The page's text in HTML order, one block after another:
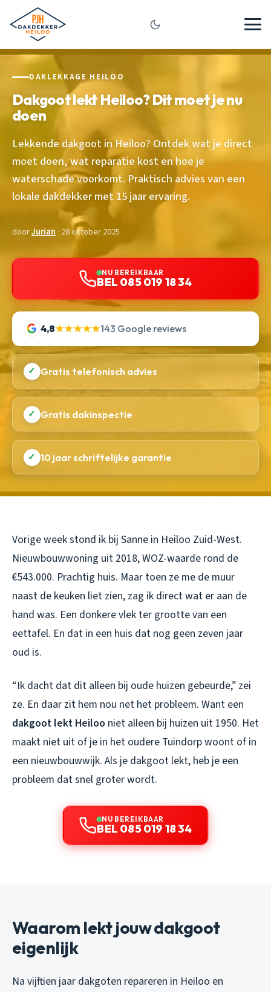
DAKLEKKAGE HEILOO
Dakgoot lekt Heiloo? Dit moet je nu
doen
Lekkende dakgoot in Heiloo? Ontdek wat je direct
moet doen, wat reparatie kost en hoe je
waterschade voorkomt. Praktisch advies van een
lokale dakdekker met 15 jaar ervaring.
doorJurian · 28 oktober 2025
NU BEREIKBAAR
BEL 085 019 18 34
4,8★★★★★143 Google reviews
✓ Gratis telefonisch advies
✓ Gratis dakinspectie
✓ 10 jaar schriftelijke garantie
Vorige week stond ik bij Sanne in Heiloo Zuid-West.
Nieuwbouwwoning uit 2018, WOZ-waarde rond de
€543.000. Prachtig huis. Maar toen ze me de muur
naast de keuken liet zien, zag ik direct wat er aan de
hand was. Een donkere vlek ter grootte van een
eettafel. En dat in een huis dat nog geen zeven jaar
oud is.
“Ik dacht dat dit alleen bij oude huizen gebeurde,” zei
ze. En daar zit hem nou net het probleem. Want een
dakgoot lekt Heiloo niet alleen bij huizen uit 1950. Het
maakt niet uit of je in het oudere Tuindorp woont of in
een nieuwbouwwijk. Als je dakgoot lekt, heb je een
probleem dat snel groter wordt.
NU BEREIKBAAR
BEL 085 019 18 34
Waarom lekt jouw dakgoot
eigenlijk
Na vijftien jaar dakgoten repareren in Heiloo en